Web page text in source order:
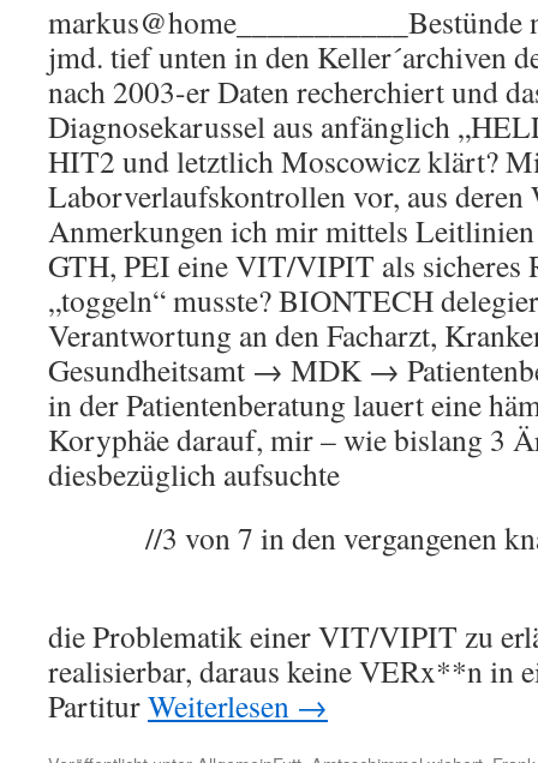
markus@home___________Bestünde
jmd. tief unten in den Keller´archiven
nach 2003-er Daten recherchiert und
Diagnosekarussel aus anfänglich
HIT2 und letztlich Moscowicz klärt?
Laborverlaufskontrollen vor, aus deren
Anmerkungen ich mir mittels
GTH, PEI eine VIT/VIPIT als sicheres
„toggeln“ musste? BIONTECH
Verantwortung an den Facharzt,
Gesundheitsamt → MDK →
in der Patientenberatung lauert eine
Koryphäe darauf, mir – wie bislang 3
diesbezüglich aufsuchte
//3 von 7 in den vergangenen
die Problematik einer VIT/VIPIT zu
realisierbar, daraus keine VERx**n in
PartiturWeiterlesen →